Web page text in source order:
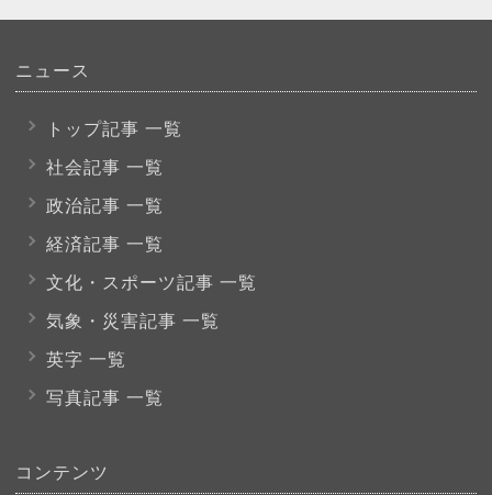
ニュース
トップ記事 一覧
社会記事 一覧
政治記事 一覧
経済記事 一覧
文化・スポーツ記事 一覧
気象・災害記事 一覧
英字 一覧
写真記事 一覧
コンテンツ